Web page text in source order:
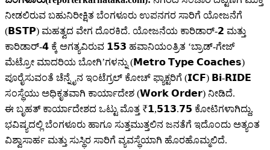
ನೀಡಲಿರುವ ಬಹುನಿರೀಕ್ಷಿತ ಬೆಂಗಳೂರು ಉಪನಗರ ಸಾರಿಗೆ ಯೋಜನೆಗೆ
(𝗕𝗦𝗧𝗣) ಮಹತ್ವದ ವೇಗ ದೊರಕಿದೆ. ಯೋಜನೆಯ ಕಾರಿಡಾರ್-𝟮 ಮತ್ತು
ಕಾರಿಡಾರ್-𝟰 ಕ್ಕೆ ಅಗತ್ಯವಿರುವ 𝟭𝟱𝟯 ಹವಾನಿಯಂತ್ರಿತ ‘ಬ್ರಾಡ್-ಗೇಜ್
ಮೆಟ್ರೋ ಮಾದರಿಯ ಬೋಗಿ’ಗಳನ್ನು (𝗠𝗲𝘁𝗿𝗼 𝗧𝘆𝗽𝗲 𝗖𝗼𝗮𝗰𝗵𝗲𝘀)
ಪೂರೈಸುವಂತೆ ಚೆನ್ನೈನ ಇಂಟೆಗ್ರಲ್ ಕೋಚ್ ಫ್ಯಾಕ್ಟರಿಗೆ (𝗜𝗖𝗙) 𝗕𝗶-𝗥𝗜𝗗𝗘
ಸಂಸ್ಥೆಯು ಅಧಿಕೃತವಾಗಿ ಕಾರ್ಯಾದೇಶ (𝗪𝗼𝗿𝗸 𝗢𝗿𝗱𝗲𝗿) ನೀಡಿದೆ.
ಈ ಬೃಹತ್ ಕಾರ್ಯಾದೇಶದ ಒಟ್ಟು ಮೊತ್ತ ₹𝟭,𝟱𝟭𝟯.𝟳𝟱 ಕೋಟಿಗಳಾಗಿದ್ದು,
ಭವಿಷ್ಯದಲ್ಲಿ ಬೆಂಗಳೂರು ಹಾಗೂ ಸುತ್ತಮುತ್ತಲಿನ ಜನತೆಗೆ ಇದೊಂದು ಅತ್ಯಂತ
ವಿಶ್ವಾಸಾರ್ಹ ಮತ್ತು ಸುಸ್ಥಿರ ಸಾರಿಗೆ ವ್ಯವಸ್ಥೆಯಾಗಿ ಹೊರಹೊಮ್ಮಲಿದೆ.